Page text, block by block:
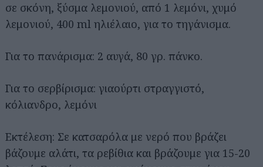
σε σκόνη, ξύσμα λεμονιού, από 1 λεμόνι, χυμό
λεμονιού, 400 ml ηλιέλαιο, για το τηγάνισμα.
Για το πανάρισμα: 2 αυγά, 80 γρ. πάνκο.
Για το σερβίρισμα: γιαούρτι στραγγιστό,
κόλιανδρο, λεμόνι
Εκτέλεση: Σε κατσαρόλα με νερό που βράζει
βάζουμε αλάτι, τα ρεβίθια και βράζουμε για 15-20